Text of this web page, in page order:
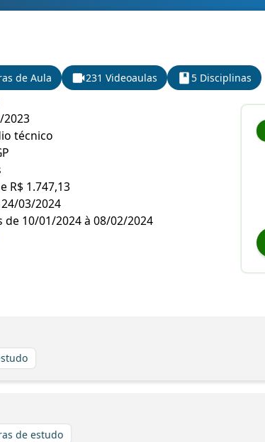
de Aula 231 Videoaulas 5 Disciplinas
2023
técnico
R$ 1.747,13
03/2024
de 10/01/2024 à 08/02/2024
de estudo